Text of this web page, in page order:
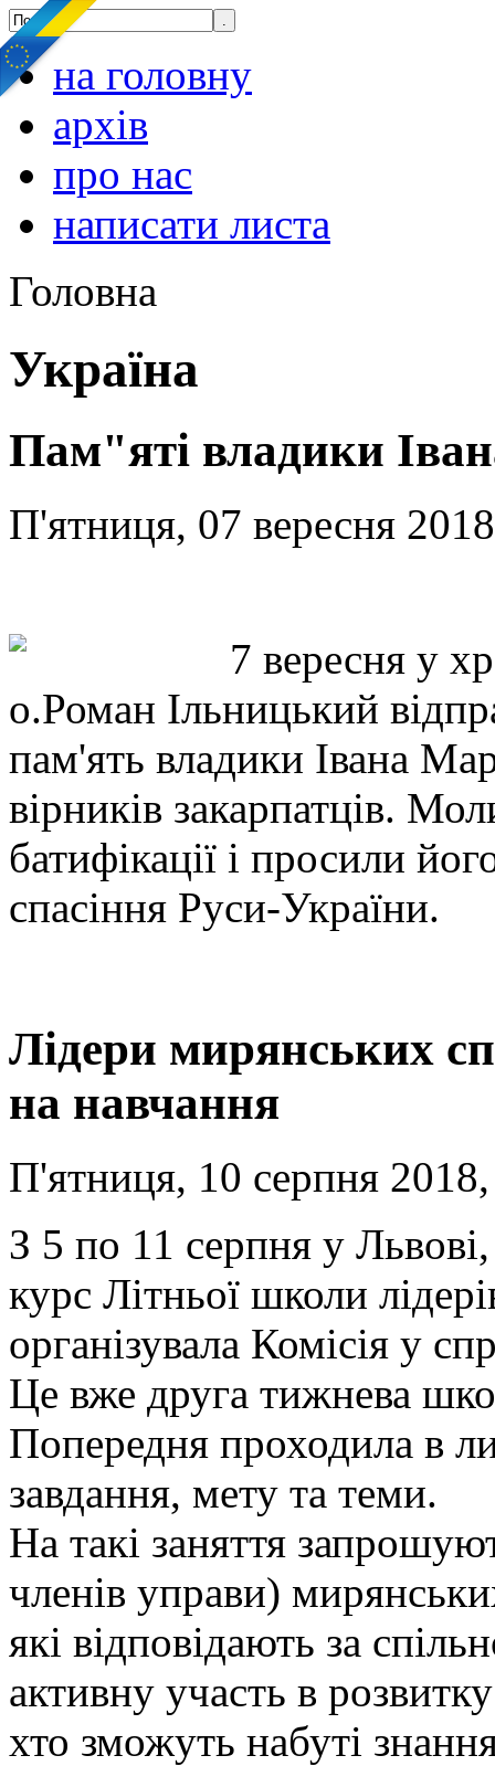
на головну
архів
про нас
написати листа
Головна
Україна
Пам"яті владики
П'ятниця, 07 вересня
7 вересня у
о.Роман Ільницький
пам'ять владики Івана
вірників закарпатців.
батифікації і просили
спасіння Руси-України.
Лідери мирянських
на навчання
П'ятниця, 10 серпня
З 5 по 11 серпня у
курс Літньої школи
організувала Комісія у
Це вже друга тижнева
Попередня проходила в
завдання, мету та теми.
На такі заняття
членів управи)
які відповідають за
активну участь в
хто зможуть набуті